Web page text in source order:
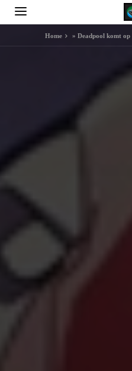
Home »Deadpool komt